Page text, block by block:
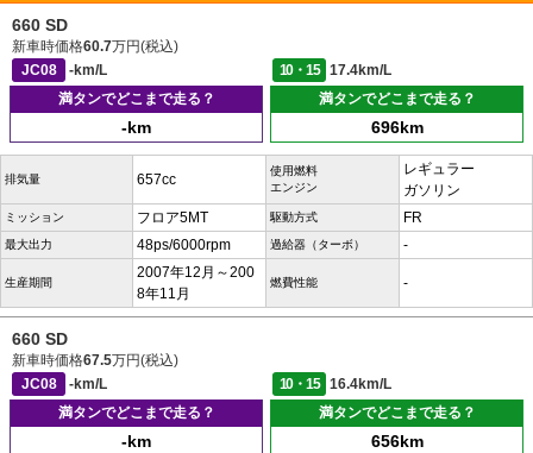
660 SD
新車時価格60.7万円(税込)
JC08
-km/L 10・15
17.4km/L
満タンでどこまで走る？
-km
満タンでどこまで走る？
696km
排気量 657cc
使用燃料
エンジン
レギュラー
ガソリン
ミッション フロア5MT 駆動方式 FR
最大出力 48ps/6000rpm 過給器（ターボ） -
生産期間
2007年12月～200
8年11月
燃費性能 -
660 SD
新車時価格67.5万円(税込)
JC08
-km/L 10・15
16.4km/L
満タンでどこまで走る？
-km
満タンでどこまで走る？
656km